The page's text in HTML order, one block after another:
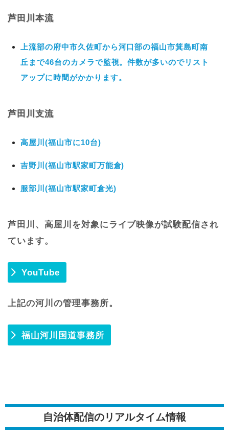
芦田川本流
上流部の府中市久佐町から河口部の福山市箕島町南
丘まで46台のカメラで監視。件数が多いのでリスト
アップに時間がかかります。
芦田川支流
高屋川(福山市に10台)
吉野川(福山市駅家町万能倉)
服部川(福山市駅家町倉光)
芦田川、高屋川を対象にライブ映像が試験配信され
ています。
YouTube
上記の河川の管理事務所。
福山河川国道事務所
自治体配信のリアルタイム情報